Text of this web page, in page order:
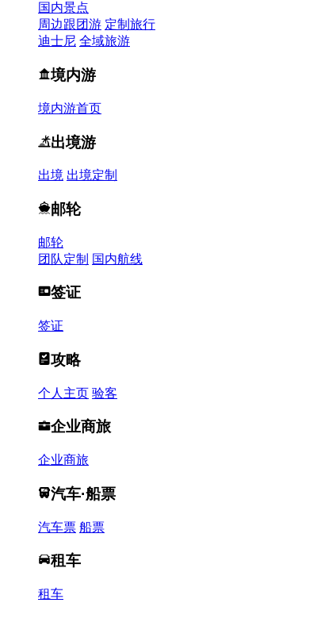
国内景点
周边跟团游 定制旅行
迪士尼 全域旅游
境内游
境内游首页
出境游
出境 出境定制
邮轮
邮轮
团队定制 国内航线
签证
签证
攻略
个人主页 验客
企业商旅
企业商旅
汽车·船票
汽车票 船票
租车
租车